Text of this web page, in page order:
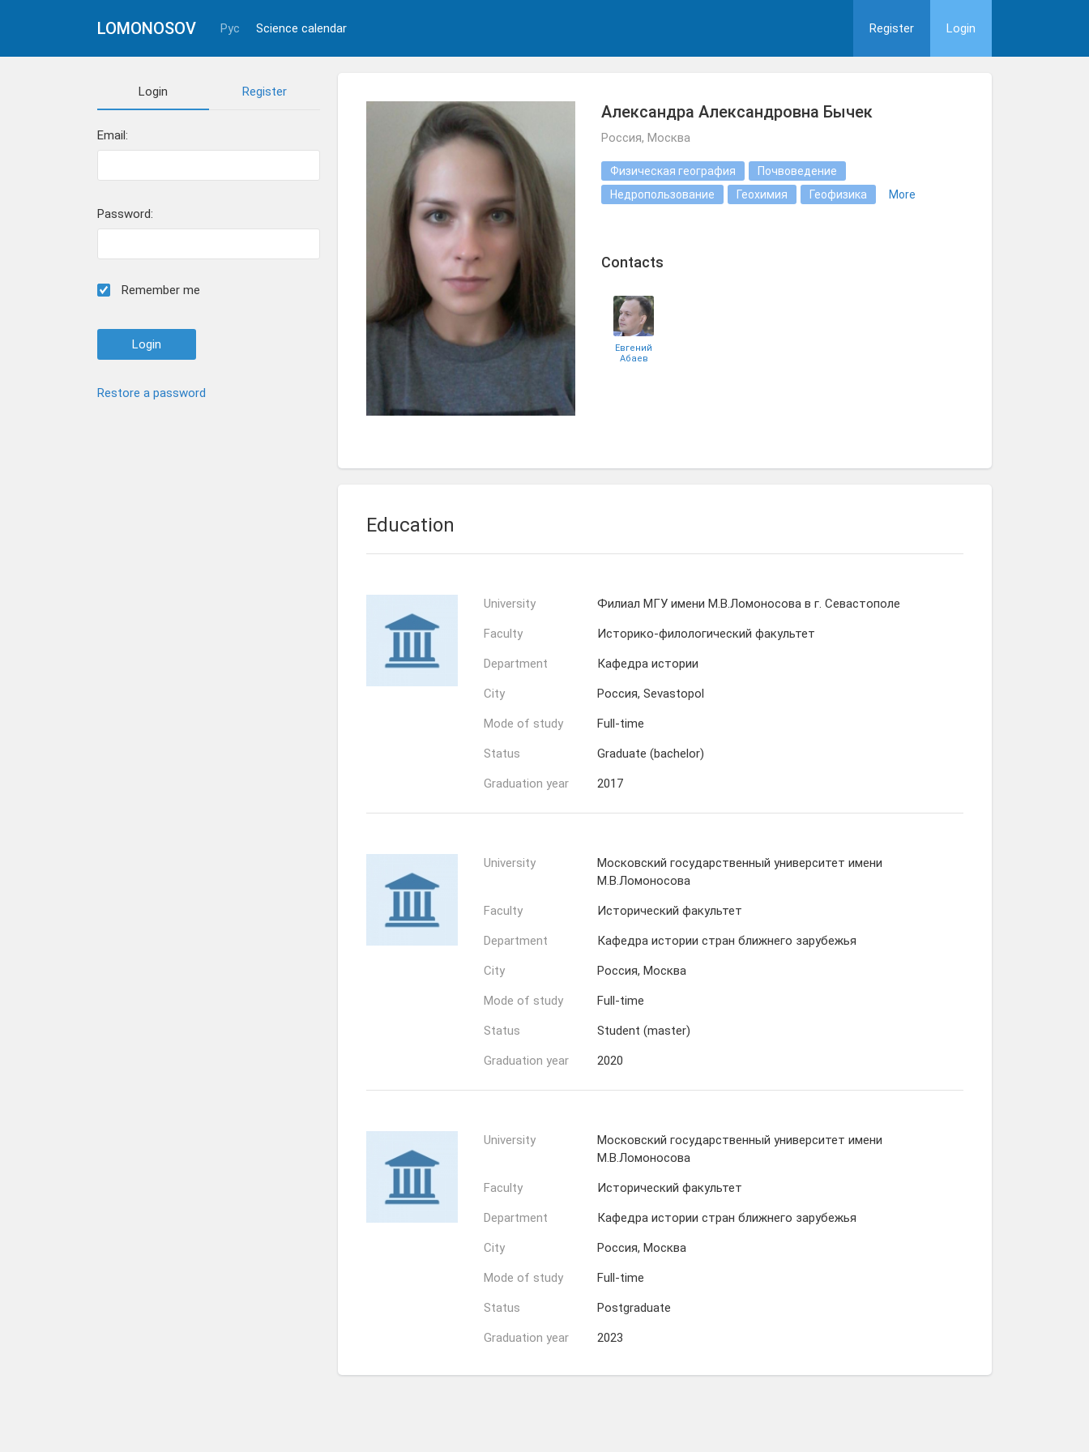
LOMONOSOV Рус Science calendar Register Login
Login Register
Email:
Password:
Remember me
Restore a password
Александра Александровна Бычек
Россия, Москва
Физическая география
Почвоведение
Недропользование
Геохимия Геофизика More
Сontacts
Евгений
Абаев
Education
University Филиал МГУ имени М.В.Ломоносова в г. Севастополе
Faculty Историко-филологический факультет
Department Кафедра истории
City Россия, Sevastopol
Mode of study Full-time
Status Graduate (bachelor)
Graduation year 2017
University
Московский государственный университет имени
М.В.Ломоносова
Faculty Исторический факультет
Department Кафедра истории стран ближнего зарубежья
City Россия, Москва
Mode of study Full-time
Status Student (master)
Graduation year 2020
University
Московский государственный университет имени
М.В.Ломоносова
Faculty Исторический факультет
Department Кафедра истории стран ближнего зарубежья
City Россия, Москва
Mode of study Full-time
Status Postgraduate
Graduation year 2023